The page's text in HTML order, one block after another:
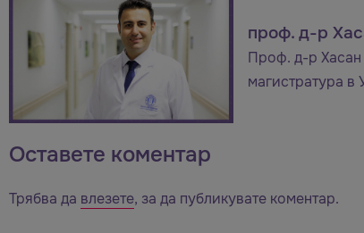
проф. д-р
Проф. д-р Хасан
магистратура в
Оставете коментар
Трябва да влезете, за да публикувате коментар.